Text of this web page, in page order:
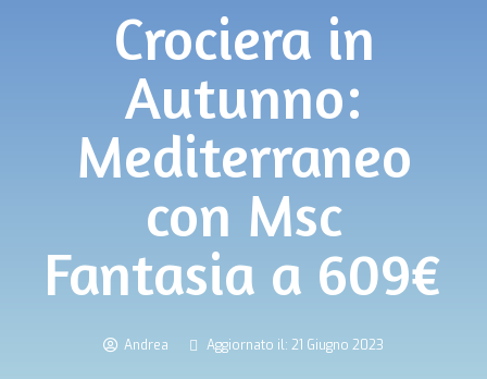
Crociera in
Autunno:
Mediterraneo
con Msc
Fantasia a 609€
Andrea Aggiornato il: 21 Giugno 2023